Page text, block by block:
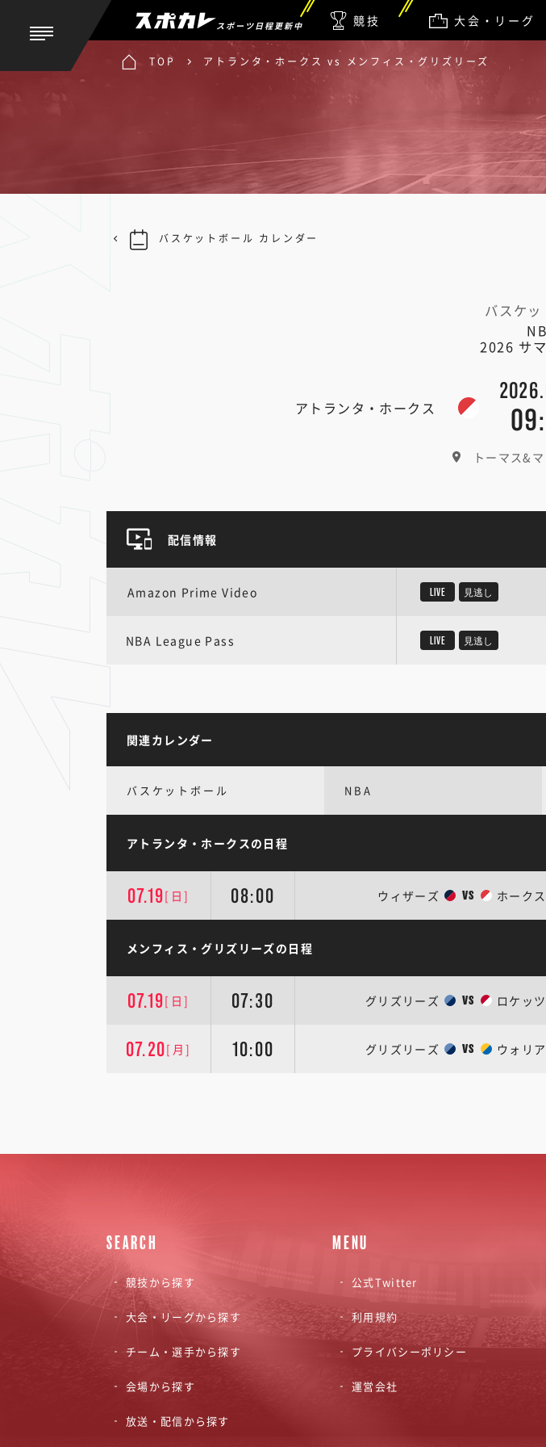
スポーツ日程更新中 競技 大会・リーグ
TOP アトランタ・ホークス vs メンフィス・グリズリーズ
バスケ
2026 サ
アトランタ・ホークス
トーマス&
バスケットボール カレンダー
配信情報
Amazon Prime Video LIVE 見逃し
NBA League Pass LIVE 見逃し
関連カレンダー
バスケットボール NBA
アトランタ・ホークスの日程
07.19[日] 08:00 ウィザーズ VS ホークス
メンフィス・グリズリーズの日程
07.19[日] 07:30 グリズリーズ VS ロケッツ
07.20[月] 10:00 グリズリーズ VS ウォリ
SEARCH
競技から探す
大会・リーグから探す
チーム・選手から探す
会場から探す
放送・配信から探す
MENU
公式Twitter
利用規約
プライバシーポリシー
運営会社